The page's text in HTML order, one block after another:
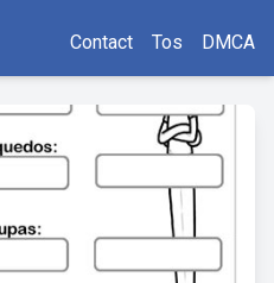
Contact Tos DMCA